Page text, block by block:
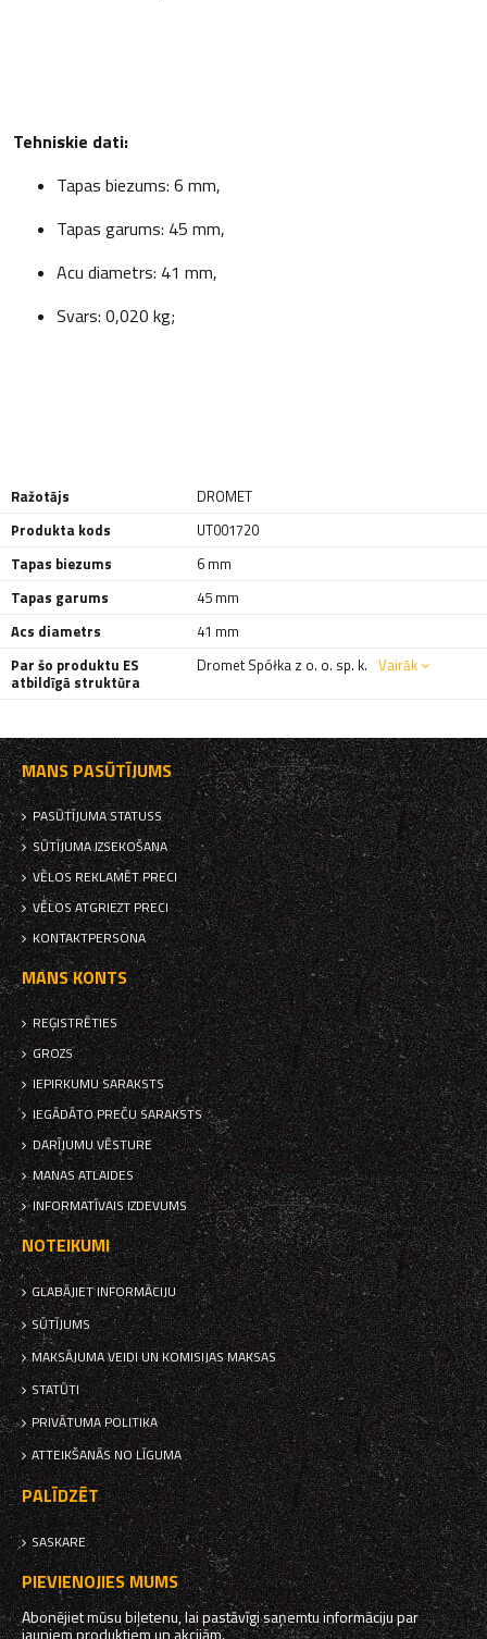
Tehniskie dati:
Tapas biezums: 6 mm,
Tapas garums: 45 mm,
Acu diametrs: 41 mm,
Svars: 0,020 kg;
Ražotājs
DROMET
Produkta kods
UT001720
Tapas biezums
6 mm
Tapas garums
45 mm
Acs diametrs
41 mm
Par šo produktu ES
atbildīgā struktūra
Dromet Spółka z o. o. sp. k. Vairāk
MANS PASŪTĪJUMS
PASŪTĪJUMA STATUSS
SŪTĪJUMA IZSEKOŠANA
VĒLOS REKLAMĒT PRECI
VĒLOS ATGRIEZT PRECI
KONTAKTPERSONA
MANS KONTS
REĢISTRĒTIES
GROZS
IEPIRKUMU SARAKSTS
IEGĀDĀTO PREČU SARAKSTS
DARĪJUMU VĒSTURE
MANAS ATLAIDES
INFORMATĪVAIS IZDEVUMS
NOTEIKUMI
GLABĀJIET INFORMĀCIJU
SŪTĪJUMS
MAKSĀJUMA VEIDI UN KOMISIJAS MAKSAS
STATŪTI
PRIVĀTUMA POLITIKA
ATTEIKŠANĀS NO LĪGUMA
PALĪDZĒT
SASKARE
PIEVIENOJIES MUMS
Abonējiet mūsu biļetenu, lai pastāvīgi saņemtu informāciju par
jauniem produktiem un akcijām.